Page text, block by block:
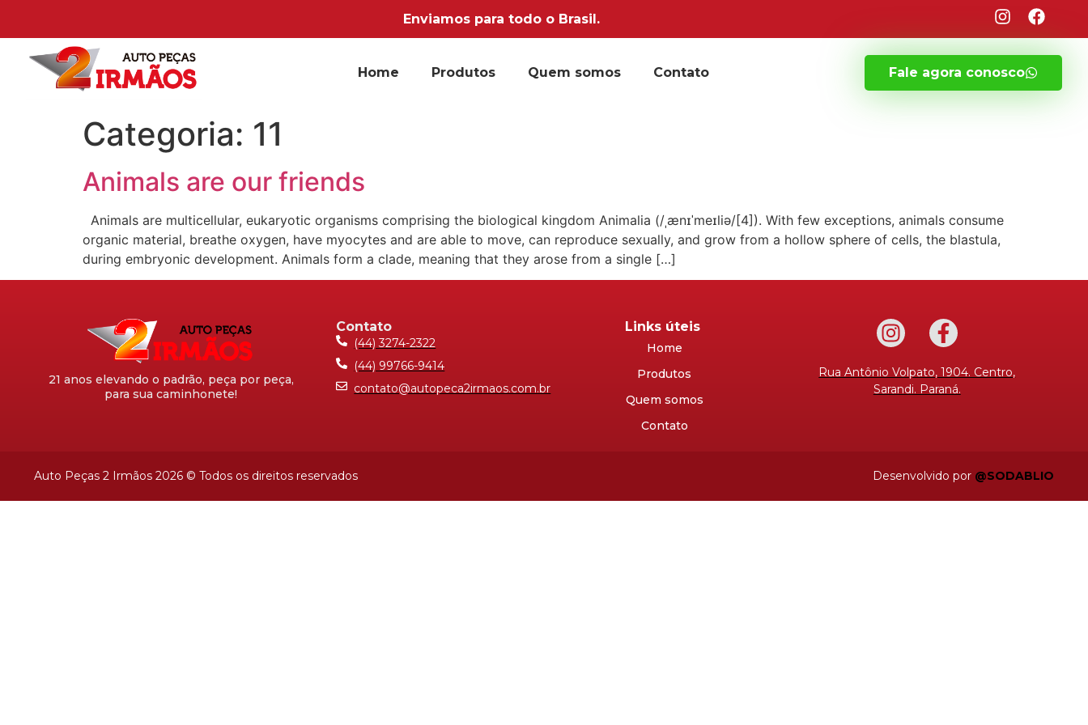
Enviamos para todo o Brasil.
Home Produtos Quem somos Contato Fale agora conosco
Categoria: 11
Animals are our friends
Animals are multicellular, eukaryotic organisms comprising the biological kingdom Animalia (/ˌænɪˈmeɪliə/[4]). With few exceptions, animals consume
organic material, breathe oxygen, have myocytes and are able to move, can reproduce sexually, and grow from a hollow sphere of cells, the blastula,
during embryonic development. Animals form a clade, meaning that they arose from a single […]
21 anos elevando o padrão, peça por peça,
para sua caminhonete!
Contato
(44) 3274-2322
(44) 99766-9414
contato@autopeca2irmaos.com.br
Links úteis
Home
Produtos
Quem somos
Contato
Rua Antônio Volpato, 1904. Centro,
Sarandi. Paraná.
Auto Peças 2 Irmãos 2026 © Todos os direitos reservados Desenvolvido por @SODABLIO